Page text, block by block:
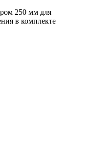
250 мм для
в комплекте